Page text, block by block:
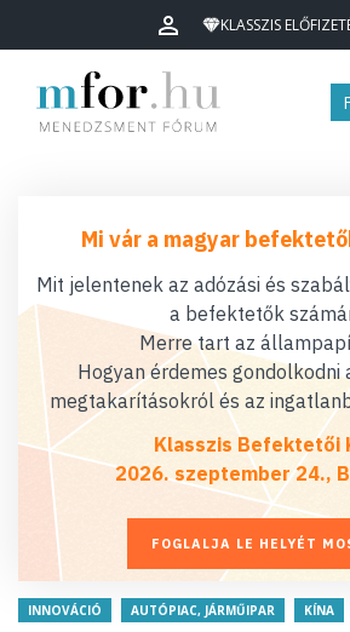
KLASSZIS
Mi vár a magyar
Mit jelentenek az adózási és
a befektetők
Merre tart az
Hogyan érdemes gondolkodni
megtakarításokról és az
Klasszis Befektetői
2026. szeptember 24.,
FOGLALJA LE HELYÉT
INNOVÁCIÓ AUTÓPIAC, JÁRMŰIPAR KÍNA